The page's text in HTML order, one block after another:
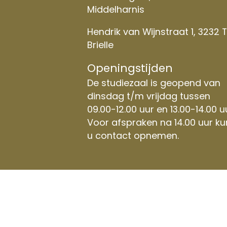
Middelharnis
Hendrik van Wijnstraat 1, 3232
Brielle
Openingstijden
De studiezaal is geopend van
dinsdag t/m vrijdag tussen
09.00-12.00 uur en 13.00-14.00
Voor afspraken na 14.00 uur
u contact opnemen.